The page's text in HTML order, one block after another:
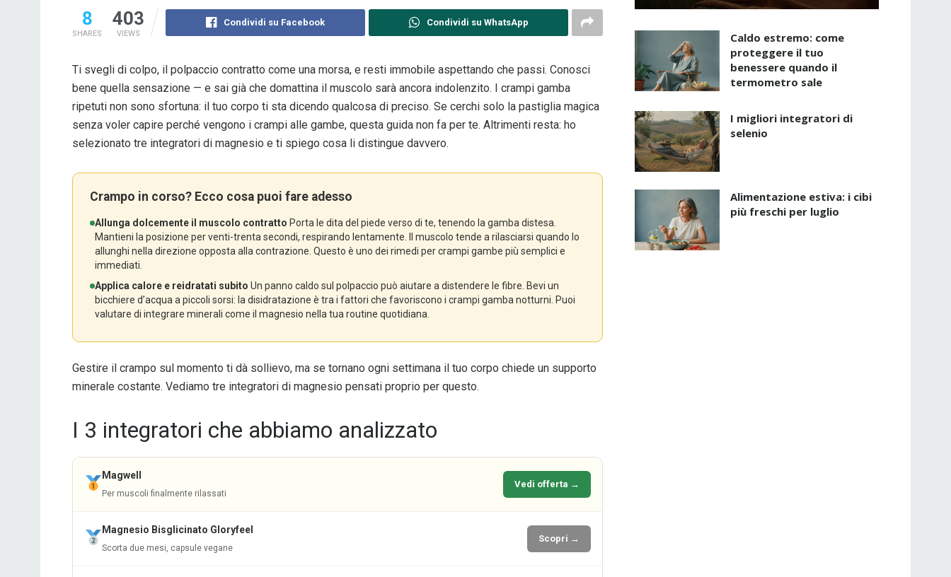
8
SHARES
403
VIEWS
Condividi su Facebook Condividi su WhatsApp
Ti svegli di colpo, il polpaccio contratto come una morsa, e resti immobile aspettando che passi. Conosci
bene quella sensazione — e sai già che domattina il muscolo sarà ancora indolenzito. I crampi gamba
ripetuti non sono sfortuna: il tuo corpo ti sta dicendo qualcosa di preciso. Se cerchi solo la pastiglia magica
senza voler capire perché vengono i crampi alle gambe, questa guida non fa per te. Altrimenti resta: ho
selezionato tre integratori di magnesio e ti spiego cosa li distingue davvero.
Crampo in corso? Ecco cosa puoi fare adesso
Allunga dolcemente il muscolo contratto Porta le dita del piede verso di te, tenendo la gamba distesa.
Mantieni la posizione per venti-trenta secondi, respirando lentamente. Il muscolo tende a rilasciarsi quando lo
allunghi nella direzione opposta alla contrazione. Questo è uno dei rimedi per crampi gambe più semplici e
immediati.
Applica calore e reidratati subito Un panno caldo sul polpaccio può aiutare a distendere le fibre. Bevi un
bicchiere d’acqua a piccoli sorsi: la disidratazione è tra i fattori che favoriscono i crampi gamba notturni. Puoi
valutare di integrare minerali come il magnesio nella tua routine quotidiana.
Gestire il crampo sul momento ti dà sollievo, ma se tornano ogni settimana il tuo corpo chiede un supporto
minerale costante. Vediamo tre integratori di magnesio pensati proprio per questo.
I 3 integratori che abbiamo analizzato
Magwell
Per muscoli finalmente rilassati
Vedi offerta →
Magnesio Bisglicinato Gloryfeel
Scorta due mesi, capsule vegane
Scopri →
Caldo estremo: come
proteggere il tuo
benessere quando il
termometro sale
I migliori integratori di
selenio
Alimentazione estiva: i cibi
più freschi per luglio